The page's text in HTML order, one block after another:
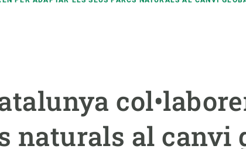
naturals al canvi
de ecosistemas
Soluciones
Política y gestión Pide